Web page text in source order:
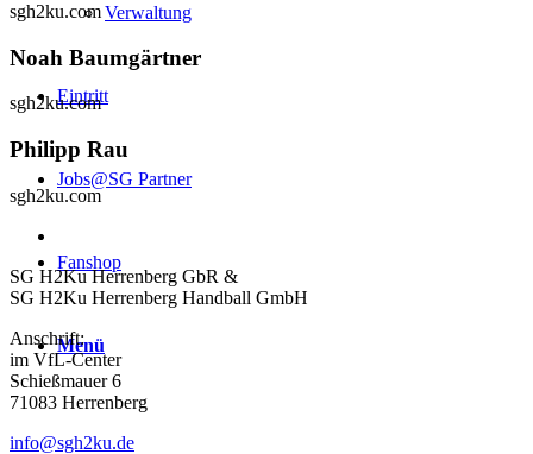
Verwaltung
Eintritt
Jobs@SG Partner
Fanshop
Menü
sgh2ku.com
Noah Baumgärtner
sgh2ku.com
Philipp Rau
sgh2ku.com
SG H2Ku Herrenberg GbR &
SG H2Ku Herrenberg Handball GmbH
Anschrift:
im VfL-Center
Schießmauer 6
71083 Herrenberg
info@sgh2ku.de